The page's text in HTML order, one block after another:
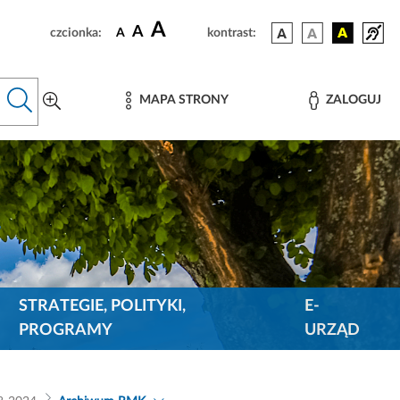
czcionka: A A A kontrast:
MAPA STRONY ZALOGUJ
STRATEGIE, POLITYKI,
PROGRAMY
E-
URZĄD